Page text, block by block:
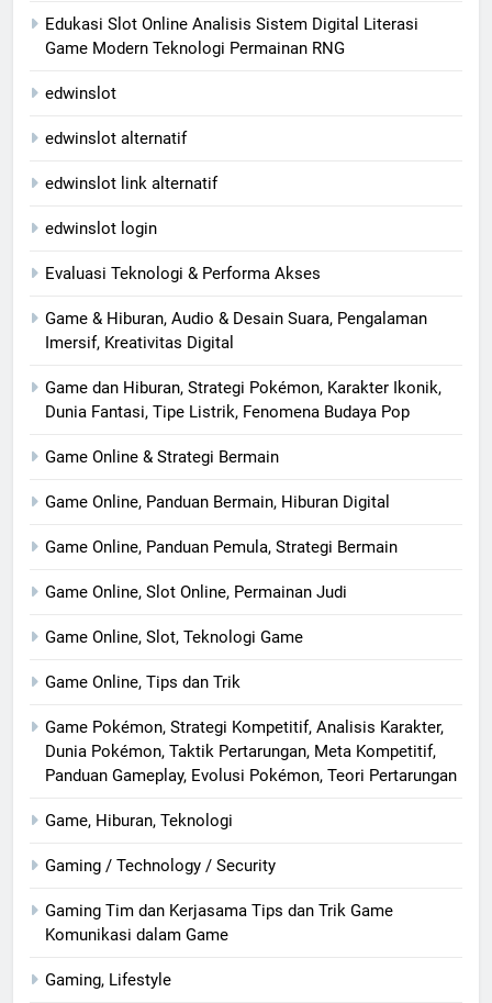
Edukasi Slot Online Analisis Sistem Digital Literasi
Game Modern Teknologi Permainan RNG
edwinslot
edwinslot alternatif
edwinslot link alternatif
edwinslot login
Evaluasi Teknologi & Performa Akses
Game & Hiburan, Audio & Desain Suara, Pengalaman
Imersif, Kreativitas Digital
Game dan Hiburan, Strategi Pokémon, Karakter Ikonik,
Dunia Fantasi, Tipe Listrik, Fenomena Budaya Pop
Game Online & Strategi Bermain
Game Online, Panduan Bermain, Hiburan Digital
Game Online, Panduan Pemula, Strategi Bermain
Game Online, Slot Online, Permainan Judi
Game Online, Slot, Teknologi Game
Game Online, Tips dan Trik
Game Pokémon, Strategi Kompetitif, Analisis Karakter,
Dunia Pokémon, Taktik Pertarungan, Meta Kompetitif,
Panduan Gameplay, Evolusi Pokémon, Teori Pertarungan
Game, Hiburan, Teknologi
Gaming / Technology / Security
Gaming Tim dan Kerjasama Tips dan Trik Game
Komunikasi dalam Game
Gaming, Lifestyle